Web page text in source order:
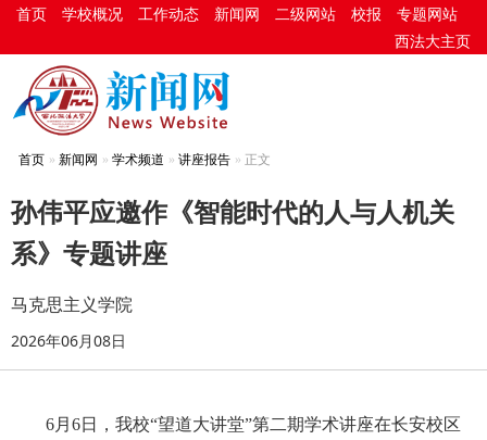
首页 学校概况 工作动态 新闻网 二级网站 校报
专题网站
西法大主页
首页 新闻网 学术频道 讲座报告 正文
孙伟平应邀作《智能时代的人与人机关
系》专题讲座
马克思主义学院
2026年06月08日
6月6日，我校“望道大讲堂”第二期学术讲座在长安校区